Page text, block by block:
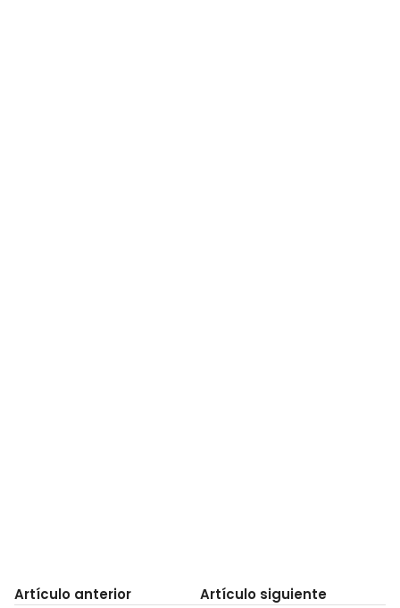
Artículo anterior Artículo siguiente